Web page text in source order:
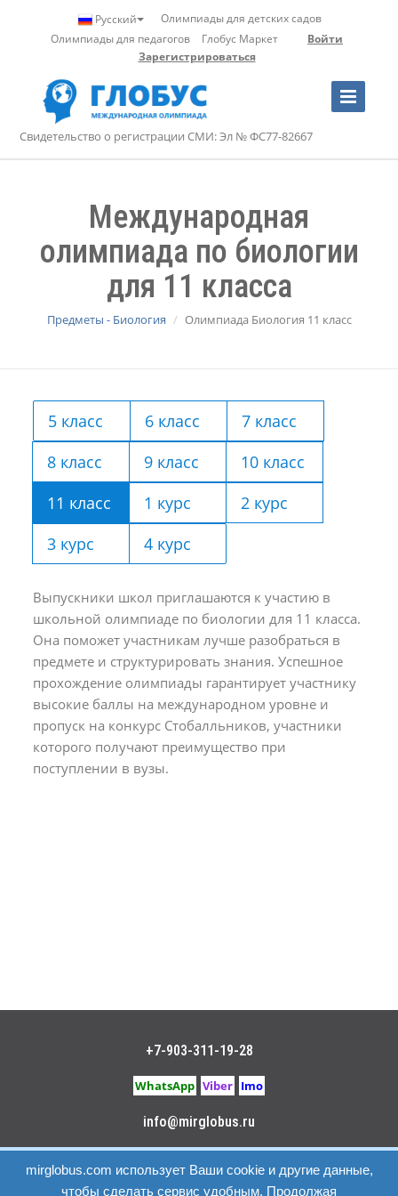
Русский
Олимпиады для детских садов
Олимпиады для педагогов
Глобус Маркет
Войти
Зарегистрироваться
Toggle
Navigation
Свидетельство о регистрации СМИ: Эл № ФС77-82667
Международная
олимпиада по биологии
для 11 класса
Предметы - Биология Олимпиада Биология 11 класс
5 класс 6 класс
7 класс
8 класс
9 класс
10 класс
11 класс
1 курс
2 курс
3 курс
4 курс
Выпускники школ приглашаются к участию в
школьной олимпиаде по биологии для 11 класса.
Она поможет участникам лучше разобраться в
предмете и структурировать знания. Успешное
прохождение олимпиады гарантирует участнику
высокие баллы на международном уровне и
пропуск на конкурс Стобалльников, участники
которого получают преимущество при
поступлении в вузы.
+7-903-311-19-28
WhatsApp Viber Imo
info@mirglobus.ru
Политика конфиденциальности|Пользовательское
соглашение
mirglobus.com использует Ваши cookie и другие данные,
чтобы сделать сервис удобным. Продолжая